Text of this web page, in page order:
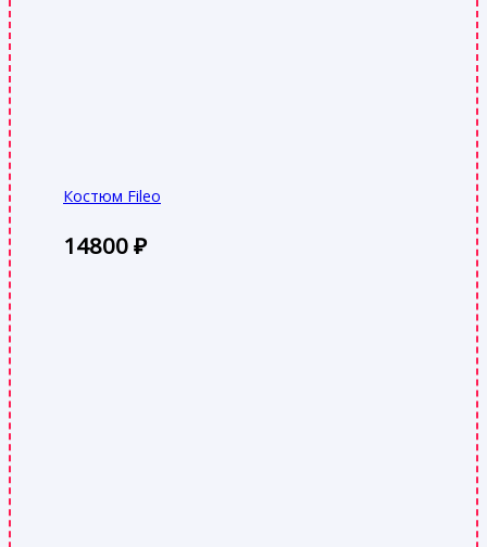
Костюм Fileo
14800₽